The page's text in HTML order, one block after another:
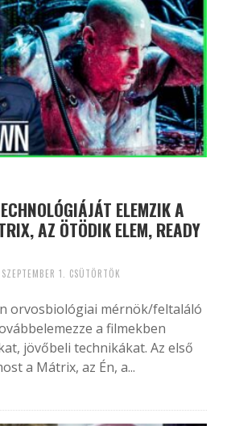
ELEMZIK A
AZ ÖTÖDIK ELEM, READY
1. CSÜTÖRTÖK
orvosbiológiai mérnök/feltaláló
a filmekben
jövőbeli technikákat. Az első
a Mátrix, az Én, a...